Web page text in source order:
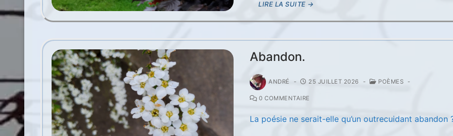
LIRE LA SUITE →
Abandon.
ANDRÉ - 25 JUILLET 2026 - POÈMES -
0 COMMENTAIRE
La poésie ne serait-elle qu’un outrecuidant abandon